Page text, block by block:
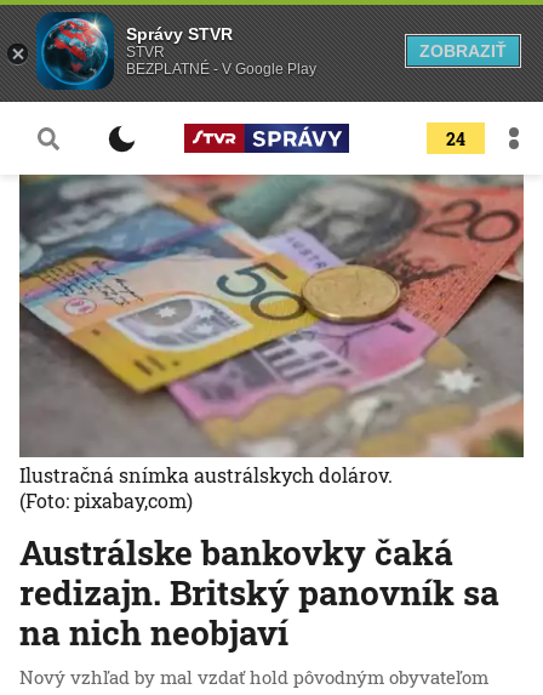
24
Austrálske bankovky čaká
redizajn. Britský panovník sa
na nich neobjaví
Nový vzhľad by mal vzdať hold pôvodným obyvateľom
Ilustračná snímka austrálskych dolárov.
(Foto: pixabay,com)
Správy STVR
STVR
BEZPLATNÉ - V Google Play
ZOBRAZIŤ